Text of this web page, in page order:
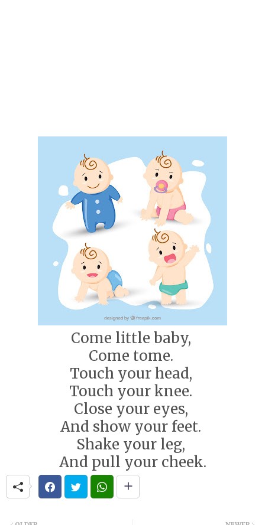
Come little baby,
Come tome.
Touch your head,
Touch your knee.
Close your eyes,
And show your feet.
Shake your leg,
And pull your cheek.